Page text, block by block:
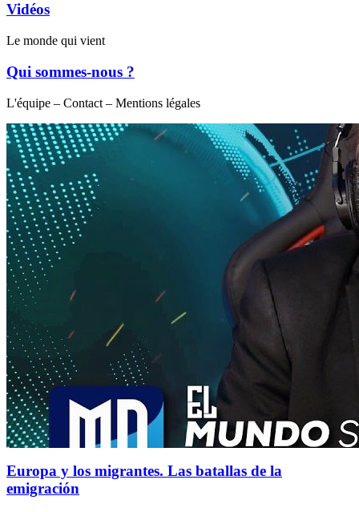
Vidéos
Le monde qui vient
Qui sommes-nous ?
L'équipe – Contact – Mentions légales
Europa y los migrantes. Las batallas de la
emigración